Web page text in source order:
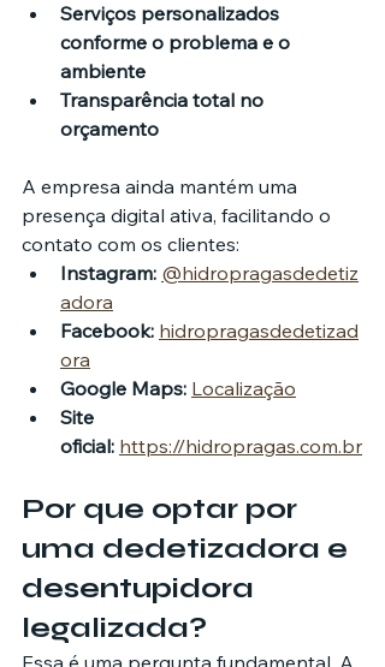
Serviços personalizados
conforme o problema e o
ambiente
Transparência total no
orçamento
A empresa ainda mantém uma
presença digital ativa, facilitando o
contato com os clientes:
Instagram: @hidropragasdedetiz
adora
Facebook: hidropragasdedetizad
ora
Google Maps: Localização
Site
oficial: https://hidropragas.com.br
Por que optar por
uma dedetizadora e
desentupidora
legalizada?
Essa é uma pergunta fundamental. A